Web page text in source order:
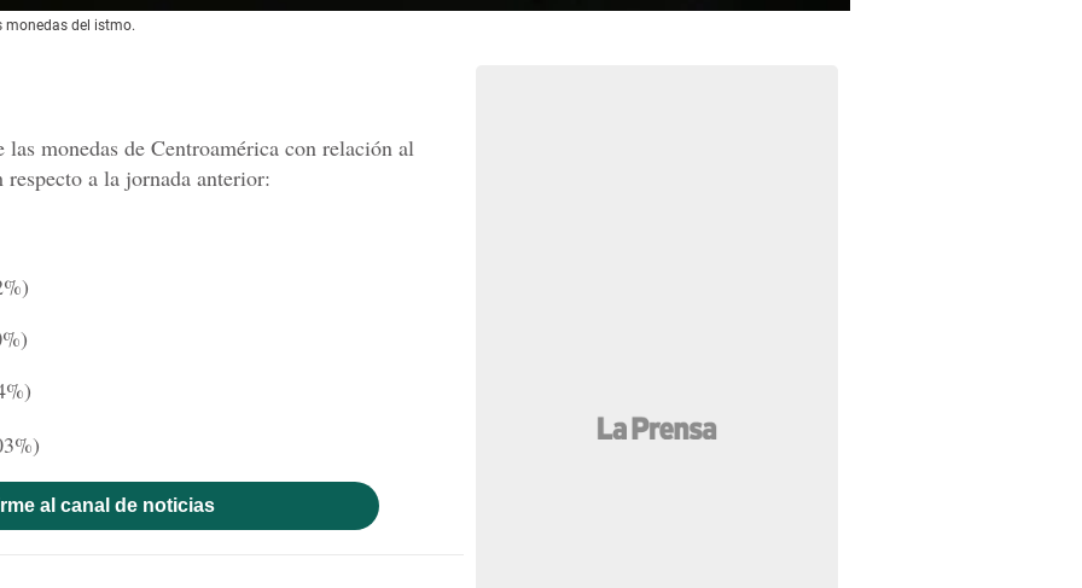
monedas del istmo.
monedas de Centroamérica con relación al
a la jornada anterior:
al canal de noticias